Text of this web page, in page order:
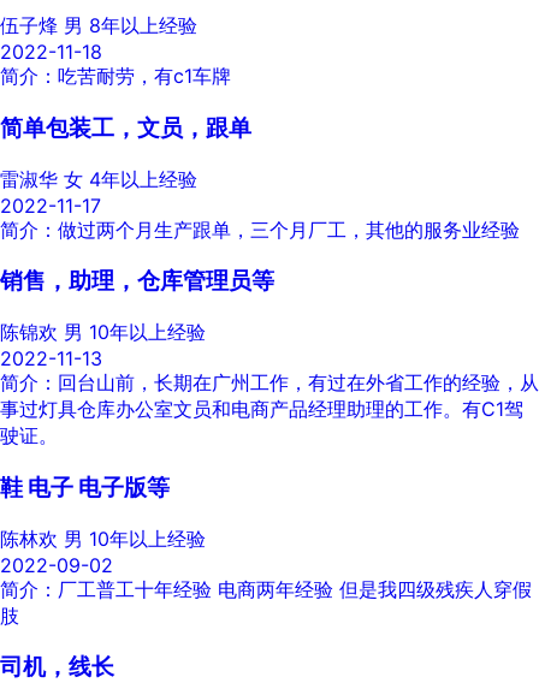
伍子烽 男 8年以上经验
2022-11-18
简介：吃苦耐劳，有c1车牌
简单包装工，文员，跟单
雷淑华 女 4年以上经验
2022-11-17
简介：做过两个月生产跟单，三个月厂工，其他的服务业经验
销售，助理，仓库管理员等
陈锦欢 男 10年以上经验
2022-11-13
简介：回台山前，长期在广州工作，有过在外省工作的经验，从
事过灯具仓库办公室文员和电商产品经理助理的工作。有C1驾
驶证。
鞋 电子 电子版等
陈林欢 男 10年以上经验
2022-09-02
简介：厂工普工十年经验 电商两年经验 但是我四级残疾人穿假
肢
司机，线长